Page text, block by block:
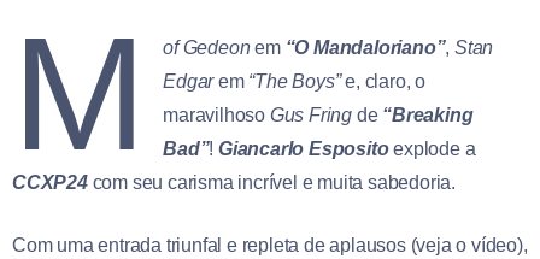
M of Gedeonem “O Mandaloriano”,Stan
Edgarem “The Boys”e, claro, o
maravilhoso Gus Fring de “Breaking
Bad”!Giancarlo Espositoexplode a
CCXP24com seu carisma incrível e muita sabedoria.
Com uma entrada triunfal e repleta de aplausos (veja o vídeo),